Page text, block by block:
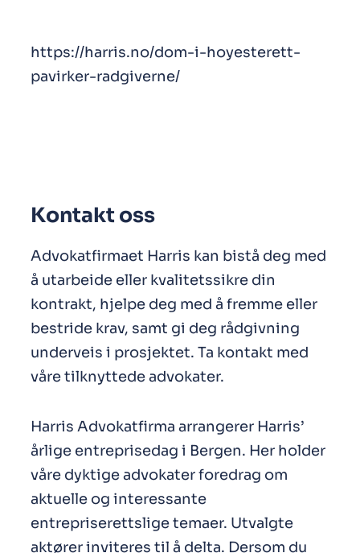
https://harris.no/dom-i-hoyesterett-
pavirker-radgiverne/
Kontakt oss
Advokatfirmaet Harris kan bistå deg med
å utarbeide eller kvalitetssikre din
kontrakt, hjelpe deg med å fremme eller
bestride krav, samt gi deg rådgivning
underveis i prosjektet. Ta kontakt med
våre tilknyttede advokater.
Harris Advokatfirma arrangerer Harris’
årlige entreprisedag i Bergen. Her holder
våre dyktige advokater foredrag om
aktuelle og interessante
entrepriserettslige temaer. Utvalgte
aktører inviteres til å delta. Dersom du